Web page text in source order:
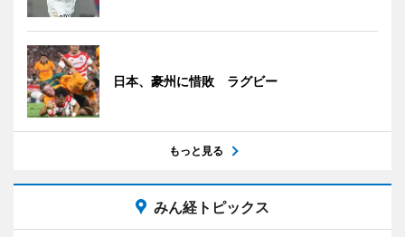
日本、豪州に惜敗 ラグビー
もっと見る
みん経トピックス